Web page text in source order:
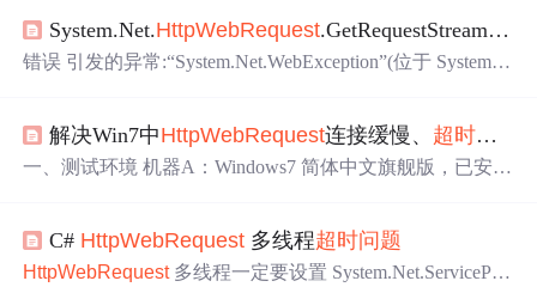
System.Net.HttpWebRequest.GetRequestStream超时
错误 引发的异常:“System.Net.WebException”(位于 System.dl
t1(String url, Byte[] fileContentByte) 位置...
解决Win7中HttpWebRequest连接缓慢、 超时等
一、测试环境 机器A：Windows7 简体中文旗舰版，已安
专业版，只安装了.net framework2.0 程序是基于.net framew
ork2.0写的 二、测试代码 ...
C# HttpWebRequest 多线程超时问题
HttpWebRequest多线程一定要设置 System.Net.ServicePoi